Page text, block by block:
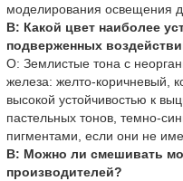
моделирования освещения
В: Какой цвет наиболее
подверженных
О: Землистые тона с
железа: желто-коричневый,
высокой устойчивостью к
пастельных тонов, темно-
пигментами, если они не
В: Можно ли смешивать
производителей?